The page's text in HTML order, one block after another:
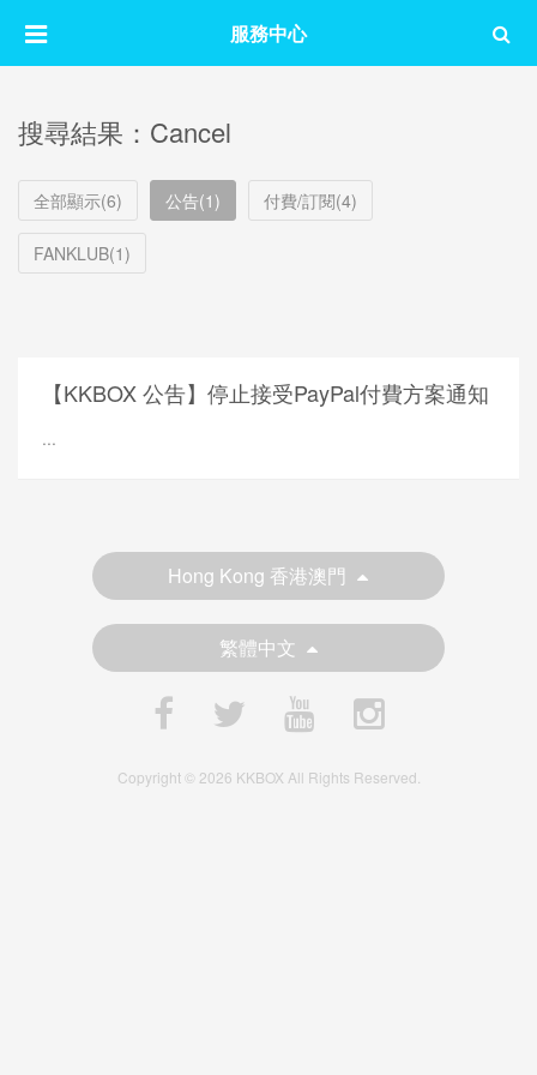
服務中心
搜尋結果：Cancel
全部顯示(6) 公告(1) 付費/訂閱(4)
FANKLUB(1)
【KKBOX 公吿】停止接受PayPal付費方案通知
...
Hong Kong 香港澳門
繁體中文
Copyright © 2026 KKBOX All Rights Reserved.